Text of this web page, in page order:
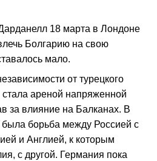
18 марта в Лондоне
Болгарию на свою
мало.
от турецкого
ареной напряженной
за влияние на Балканах. В
была борьба между Россией с
и Англией, к которым
с другой. Германия пока